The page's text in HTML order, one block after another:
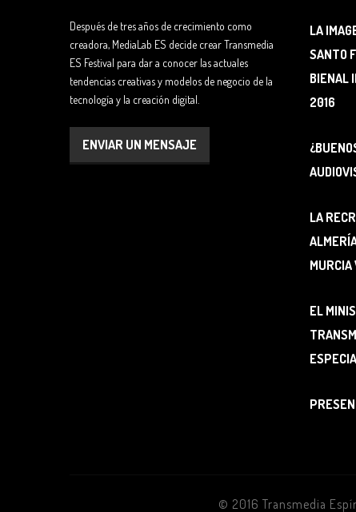
Después de tres años de crecimiento como
creadora, MediaLab ES decide crear Transmedia
ES Festival para dar a conocer las actuales
tendencias creativas y modelos de negocio de la
tecnología y la creación digital.
ENVIAR UN MENSAJE
LA
SANTO
BIENAL
2016
LA
MURCIA
EL
© 2016 Transmedia